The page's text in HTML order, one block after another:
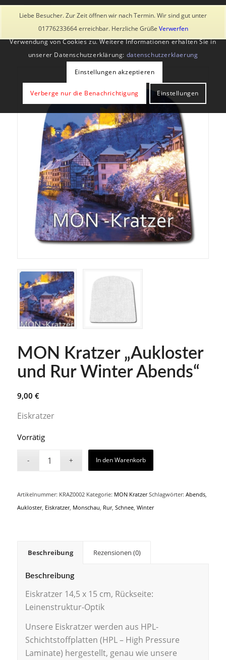
Liebe Besucher. Zur Zeit öffnen wir nach Termin. Wir sind gut unter
01776233664 erreichbar. Herzliche Grüße Verwerfen
MON Kratzer „Aukloster
und Rur Winter Abends“
9,00 €
Eiskratzer
Vorrätig
In den Warenkorb
Artikelnummer: KRAZ0002 Kategorie: MON Kratzer Schlagwörter: Abends,
Aukloster, Eiskratzer, Monschau, Rur, Schnee, Winter
Beschreibung Rezensionen (0)
Beschreibung
Eiskratzer 14,5 x 15 cm, Rückseite:
Leinenstruktur-Optik
Unsere Eiskratzer werden aus HPL-
Schichtstoffplatten (HPL – High Pressure
Laminate) hergestellt, genau wie unsere
Diese Seite verwendet Cookies und ähnliche Technologien, auch
von Drittanbietern. Mit der Weiternutzung der Seite stimmst du der
Verwendung von Cookies zu. Weitere Informationen erhalten Sie in
unserer Datenschutzerklärung: datenschutzerklaerung
Einstellungen akzeptieren
Verberge nur die Benachrichtigung Einstellungen